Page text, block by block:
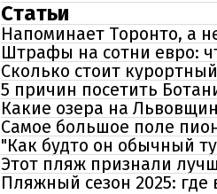
Статьи
Напоминает Торонто, а
Штрафы на сотни евро:
Сколько стоит
5 причин посетить
Какие озера на
Самое большое поле
"Как будто он обычный
Этот пляж признали
Пляжный сезон 2025: